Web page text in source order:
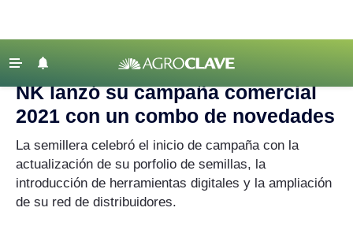
Agricultura
Lechería
Tecnología
‹ VOLVER
Agroclave
NK lanzó su campaña comercial
2021 con un combo de novedades
La semillera celebró el inicio de campaña con la
actualización de su porfolio de semillas, la
introducción de herramientas digitales y la ampliación
de su red de distribuidores.